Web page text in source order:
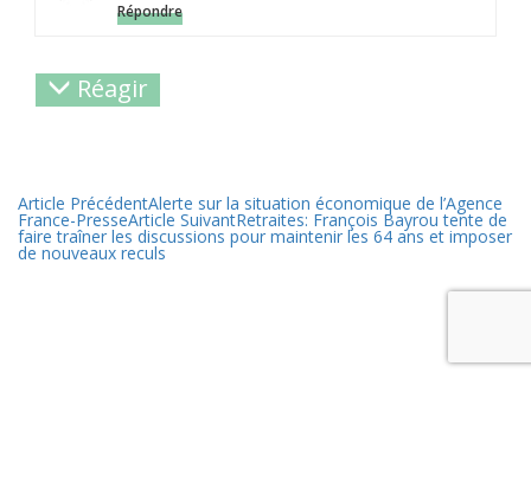
Répondre
Réagir
Article PrécédentAlerte sur la situation économique de l’Agence
France-PresseArticle SuivantRetraites: François Bayrou tente de
faire traîner les discussions pour maintenir les 64 ans et imposer
de nouveaux reculs